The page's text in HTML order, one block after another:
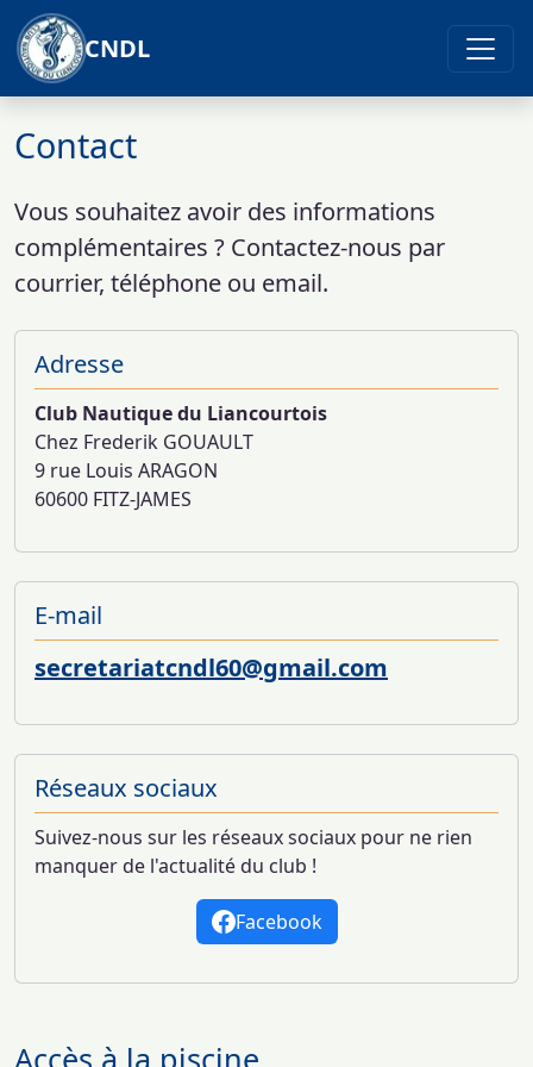
CNDL
Contact
Vous souhaitez avoir des informations
complémentaires ? Contactez-nous par
courrier, téléphone ou email.
Adresse
Club Nautique du Liancourtois
Chez Frederik GOUAULT
9 rue Louis ARAGON
60600 FITZ-JAMES
E-mail
secretariatcndl60@gmail.com
Réseaux sociaux
Suivez-nous sur les réseaux sociaux pour ne rien
manquer de l'actualité du club !
Facebook
Accès à la piscine